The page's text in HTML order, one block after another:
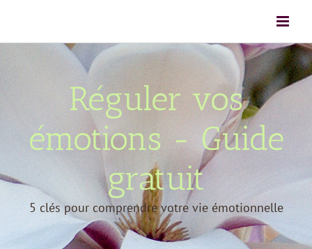
Réguler vos
émotions - Guide
gratuit
5 clés pour comprendre votre vie émotionnelle